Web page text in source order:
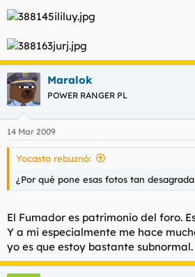
Maralok
POWER RANGER PL
14 Mar 2009
Yocasta rebuznó:
¿Por qué pone esas fotos tan
El Fumador es patrimonio del foro.
Y a mi especialmente me hace
yo es que estoy bastante subnormal.